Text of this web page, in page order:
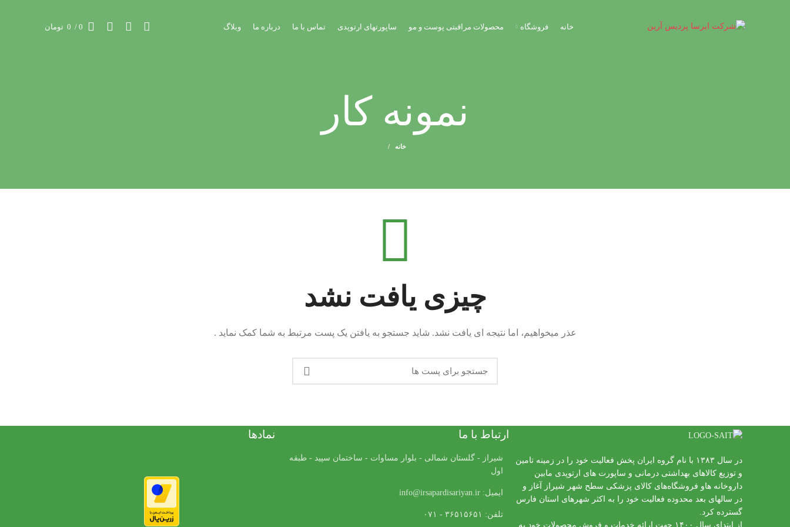
خانه فروشگاه محصولات مراقبتی پوست و مو ساپورتهای ارتوپدی تماس با ما درباره ما وبلاگ 0
/ تومان
نمونه کار
خانه
چیزی یافت نشد
عذر میخواهیم، اما نتیجه ای یافت نشد. شاید جستجو به یافتن یک پست مرتبط به شما کمک نماید .
در سال ۱۳۸۳ با نام گروه ایران پخش فعالیت خود را در زمینه تامین
و توزیع کالاهای بهداشتی درمانی و ساپورت های ارتوپدی مابین
داروخانه هاو فروشگاه‌های کالای پزشکی سطح شهر شیراز آغاز و
در سالهای بعد محدوده فعالیت خود را به اکثر شهرهای استان فارس
گسترده کرد.
از ابتدای سال ۱۴۰۰ جهت ارائه خدمات و فروش محصولات خود به
ارتباط با ما
شیراز - گلستان شمالی - بلوار مساوات - ساختمان سپید - طبقه
اول
ایمیل: info@irsapardisariyan.ir
تلفن: ۳۶۵۱۵۶۵۱ - ۰۷۱
نمادها